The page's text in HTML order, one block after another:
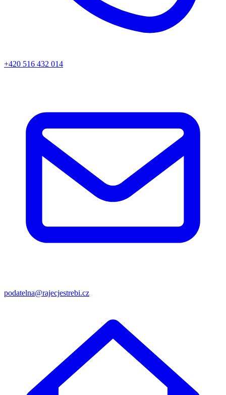
+420 516 432 014
podatelna@rajecjestrebi.cz